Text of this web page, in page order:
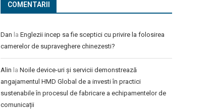
COMENTARII
Dan la Englezii incep sa fie sceptici cu privire la folosirea
camerelor de supraveghere chinezesti?
Alin la Noile device-uri și servicii demonstrează
angajamentul HMD Global de a investi în practici
sustenabile în procesul de fabricare a echipamentelor de
comunicații